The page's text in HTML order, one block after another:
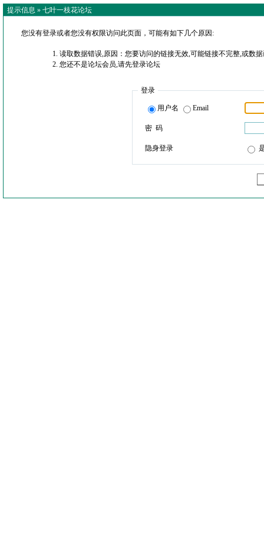
提示信息 » 七叶一枝花论坛
您没有登录或者您没有权限访问此页面，可能有如下几个原因:
读取数据错误,原因：您要访问的链接无效,可能链接不完整,或数
您还不是论坛会员,请先登录论坛
登录
用户名 Email
密 码
隐身登录